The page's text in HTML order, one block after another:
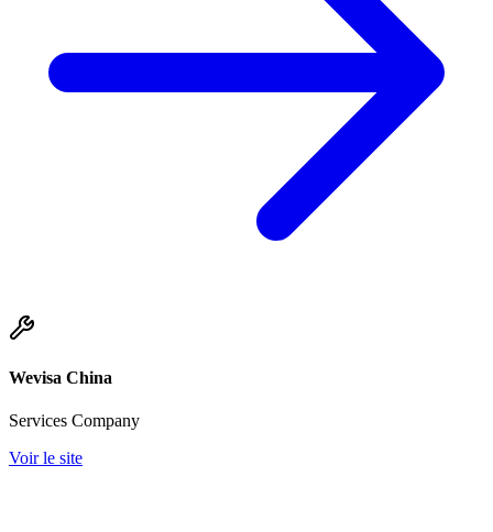
Wevisa China
Services Company
Voir le site